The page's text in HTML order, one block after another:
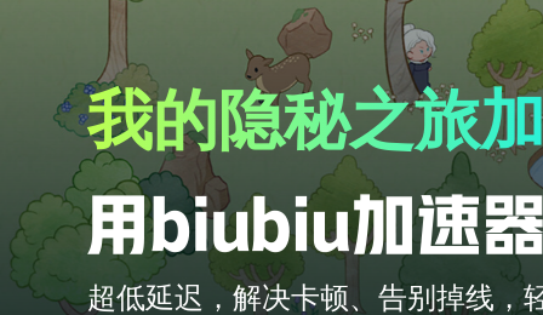
我的隐秘之旅
超低延迟，解决卡顿、告别掉线，